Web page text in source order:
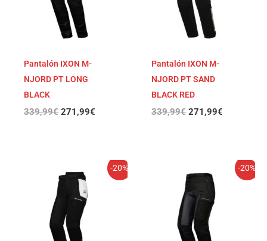
Pantalón IXON M-
NJORD PT LONG
BLACK
339,99€ 271,99€
Pantalón IXON M-
NJORD PT SAND
BLACK RED
339,99€ 271,99€
-20%
precio
original
era:
339,99€.
precio
-20%
precio
original
era:
339,99€.
precio